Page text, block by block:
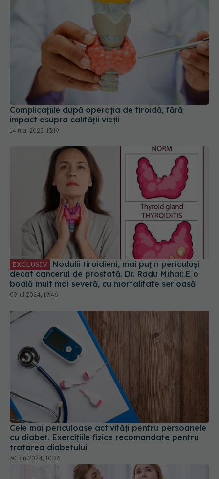
Complicațiile după operația de tiroidă, fără
impact asupra calității vieții
14 mai 2025, 13:19
EXCLUSIV
decât cancerul de prostată. Dr. Radu Mihai: E o
boală mult mai severă, cu mortalitate serioasă
09 iul 2024, 19:46
Cele mai periculoase activități pentru persoanele
cu diabet. Exercițiile fizice recomandate pentru
tratarea diabetului
30 ian 2024, 10:26